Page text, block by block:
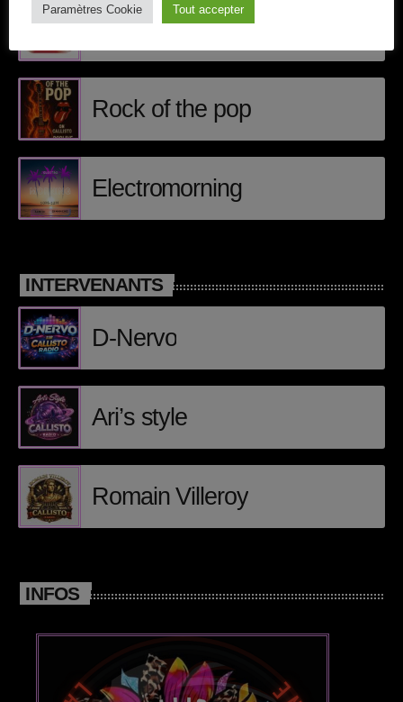
Electronic music
Events
Featured
French touch
Highlights
Music
pop electro
Posts
Video stories
World
EMISSION EN COURS
DJ Furrow
Matt Craig
Rock of the pop
Electromorning
INTERVENANTS
D-Nervo
Ari’s style
Romain Villeroy
INFOS
Paramètres Cookie Tout accepter